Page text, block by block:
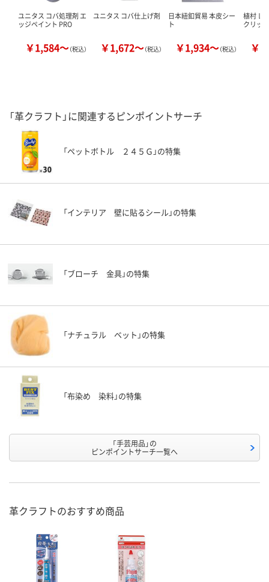
ユニタス コバ処理剤 エ
ッジペイント PRO
￥1,584～（税込）
ユニタス コバ仕上げ剤
￥1,672～（税込）
日本紐釦貿易 本皮シー
ト
￥1,934～（税込）
植村 レ
クリップ
￥
「革クラフト」に関連するピンポイントサーチ
「ペットボトル ２４５Ｇ」の特集
「インテリア 壁に貼るシール」の特集
「ブローチ 金具」の特集
「ナチュラル ベット」の特集
「布染め 染料」の特集
「手芸用品」の
ピンポイントサーチ一覧へ
革クラフトのおすすめ商品